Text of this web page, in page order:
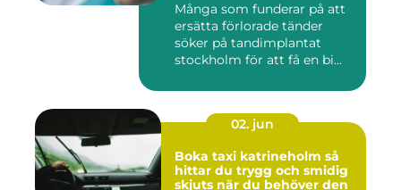
Många som funderar på att
ersätta förlorade tänder
söker på tandimplantat
stockholm för att få en bi...
02. jun
Boka taxi katrineholm så
hittar du trygg och smidig
skjuts när du behöver den